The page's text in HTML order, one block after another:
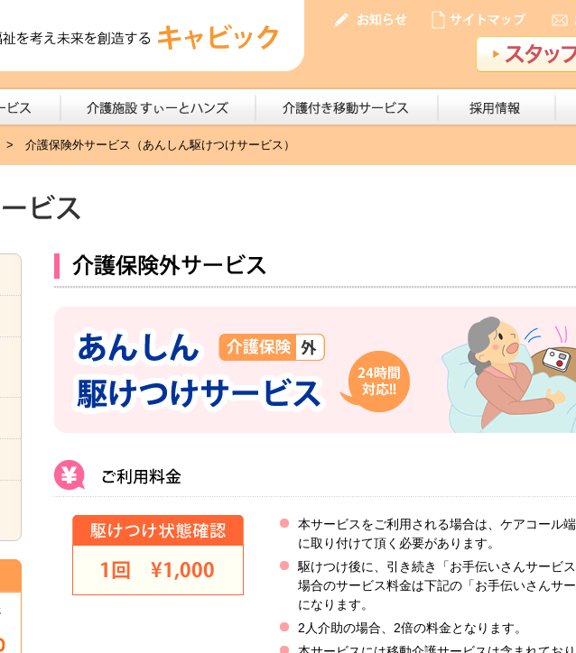
> 介護保険外サービス（あんしん駆けつけサービス）
本サービスをご利用される場合は、ケアコール
に取り付けて頂く必要があります。
駆けつけ後に、引き続き「お手伝いさんサービ
場合のサービス料金は下記の「お手伝いさんサ
になります。
2人介助の場合、2倍の料金となります。